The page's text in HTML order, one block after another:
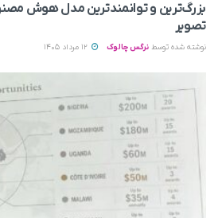
بزرگ‌ترین و توانمندترین مدل هوش
تصویر
نوشته شده توسط نرگس چالوک